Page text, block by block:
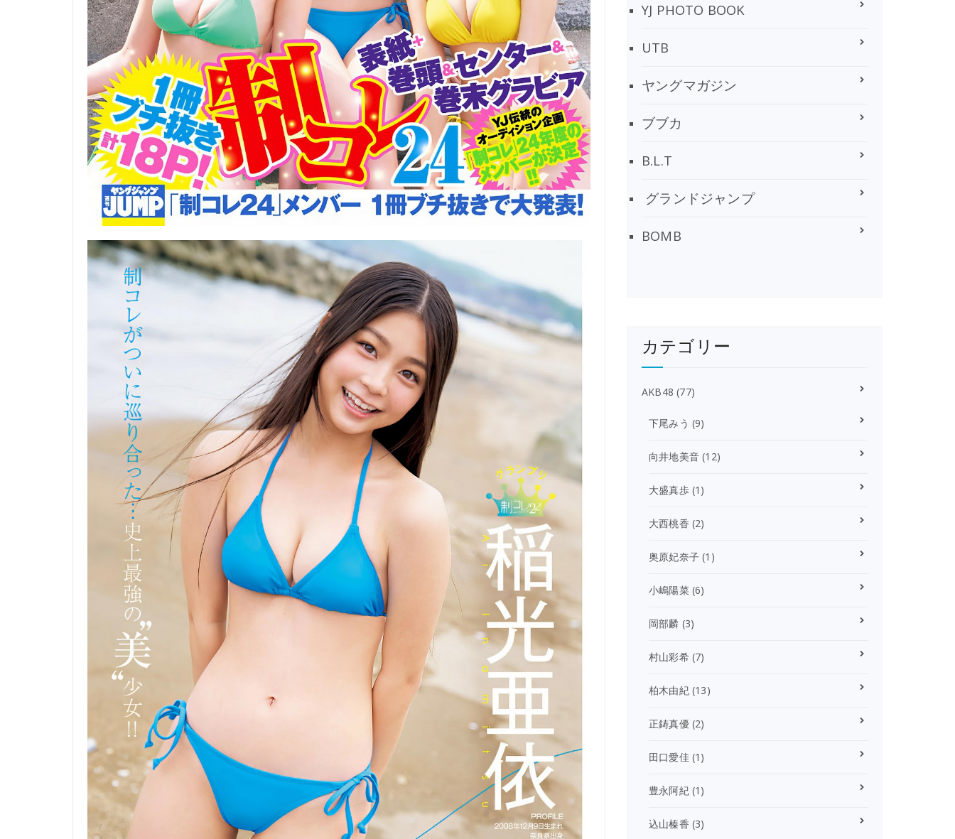
YJ PHOTO BOOK
UTB
ヤングマガジン
ブブカ
B.L.T
グランドジャンプ
BOMB
カテゴリー
AKB48 (77)
下尾みう (9)
向井地美音 (12)
大盛真歩(1)
大西桃香 (2)
奥原妃奈子 (1)
小嶋陽菜(6)
岡部麟 (3)
村山彩希(7)
柏木由紀(13)
正鋳真優(2)
田口愛佳(1)
豊永阿紀(1)
込山榛香 (3)